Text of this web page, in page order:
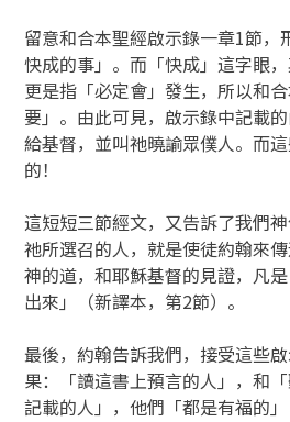
留意和合本聖經啟示錄一章1節，
快成的事」。而「快成」這字眼，
更是指「必定會」發生，所以和
要」。由此可見，啟示錄中記載
給基督，並叫祂曉諭眾僕人。而
的！
這短短三節經文，又告訴了我們
祂所選召的人，就是使徒約翰來
神的道，和耶穌基督的見證，凡
出來」（新譯本，第2節）。
最後，約翰告訴我們，接受這些
果：「讀這書上預言的人」，和
記載的人」，他們「都是有福的」